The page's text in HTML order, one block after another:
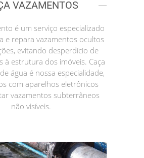
VAZAMENTOS
é um serviço especializado
e repara vazamentos ocultos
evitando desperdício de
à estrutura dos imóveis. Caça
água é nossa especialidade,
com aparelhos eletrônicos
vazamentos subterrâneos
não visíveis.